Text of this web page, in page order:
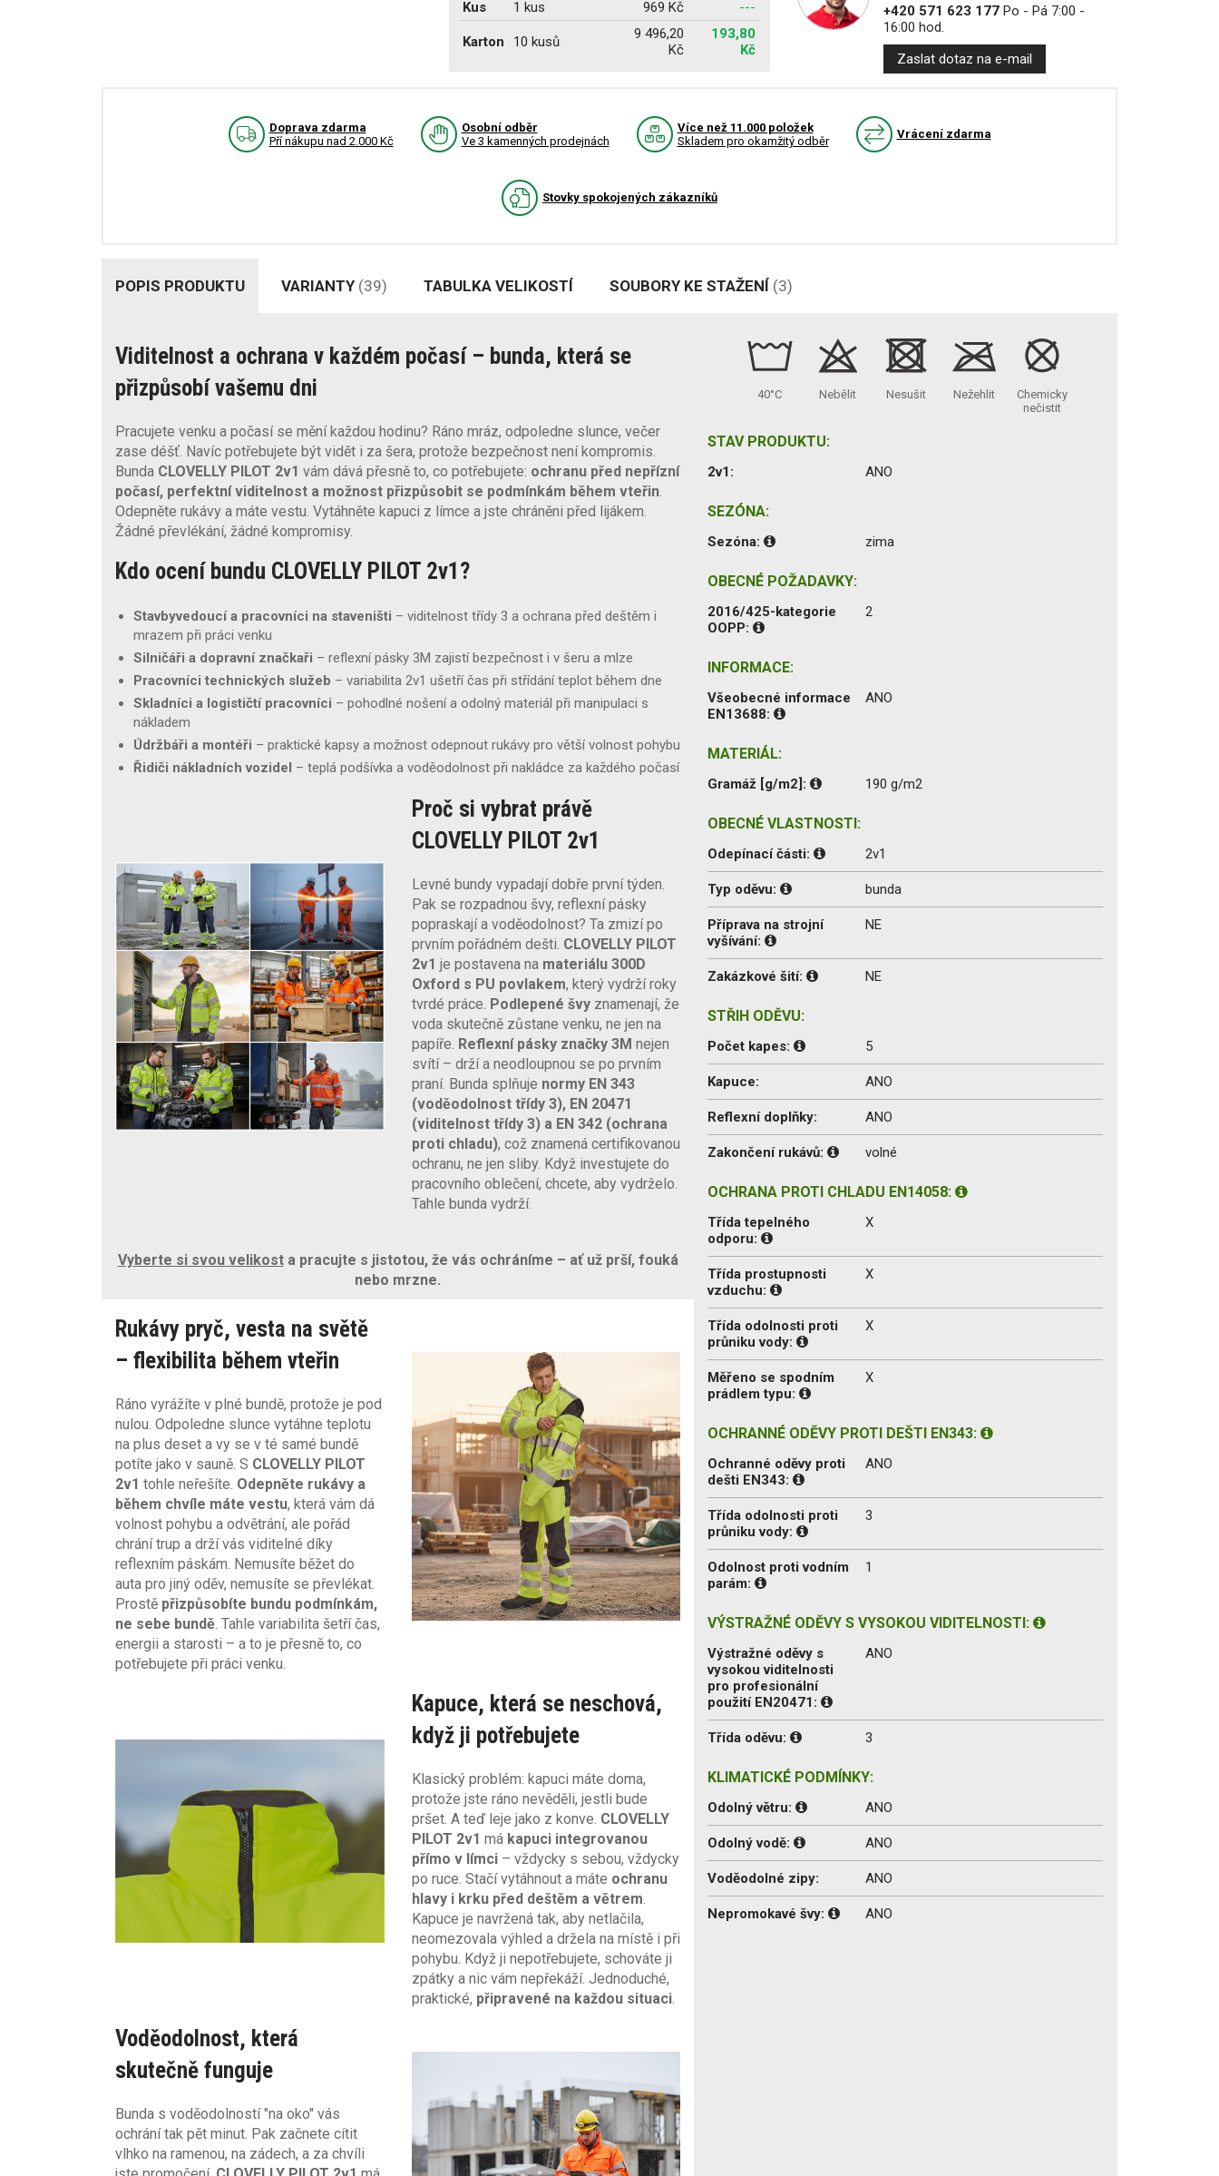
Kus 1 kus 969 Kč ---
Karton 10 kusů
9 496,20
Kč
193,80
Kč
+420 571 623 177Po - Pá 7:00 -
16:00 hod.
Zaslat dotaz na e-mail
Doprava zdarma
Pří nákupu nad 2.000 Kč
Osobní odběr
Ve 3 kamenných prodejnách
Více než 11.000 položek
Skladem pro okamžitý odběr
Vrácení zdarma
Stovky spokojených zákazníků
POPIS PRODUKTU VARIANTY (39) TABULKA VELIKOSTÍ SOUBORY KE STAŽENÍ (3)
Viditelnost a ochrana v každém počasí – bunda, která se
přizpůsobí vašemu dni
Pracujete venku a počasí se mění každou hodinu? Ráno mráz, odpoledne slunce, večer
zase déšť. Navíc potřebujete být vidět i za šera, protože bezpečnost není kompromis.
Bunda CLOVELLY PILOT 2v1 vám dává přesně to, co potřebujete: ochranu před nepřízní
počasí, perfektní viditelnost a možnost přizpůsobit se podmínkám během vteřin
Odepněte rukávy a máte vestu. Vytáhněte kapuci z límce a jste chráněni před lijákem.
Žádné převlékání, žádné kompromisy.
Kdo ocení bundu CLOVELLY PILOT 2v1?
Stavbyvedoucí a pracovníci na staveništi – viditelnost třídy 3 a ochrana před deštěm i
mrazem při práci venku
Silničáři a dopravní značkaři – reflexní pásky 3M zajistí bezpečnost i v šeru a mlze
Pracovníci technických služeb – variabilita 2v1 ušetří čas při střídání teplot během dne
Skladníci a logističtí pracovníci – pohodlné nošení a odolný materiál při manipulaci s
nákladem
Údržbáři a montéři – praktické kapsy a možnost odepnout rukávy pro větší volnost pohybu
Řidiči nákladních vozidel – teplá podšívka a voděodolnost při nakládce za každého počasí
Proč si vybrat právě
CLOVELLY PILOT 2v1
Levné bundy vypadají dobře první týden.
Pak se rozpadnou švy, reflexní pásky
popraskají a voděodolnost? Ta zmizí po
prvním pořádném dešti. CLOVELLY PILOT
2v1 je postavena na materiálu 300D
Oxford s PU povlakem, který vydrží roky
tvrdé práce. Podlepené švyznamenají, že
voda skutečně zůstane venku, ne jen na
papíře. Reflexní pásky značky 3M nejen
svítí – drží a neodloupnou se po prvním
praní. Bunda splňuje normy EN 343
(voděodolnost třídy 3), EN 20471
(viditelnost třídy 3) a EN 342 (ochrana
proti chladu), což znamená certifikovanou
ochranu, ne jen sliby. Když investujete do
pracovního oblečení, chcete, aby vydrželo.
Tahle bunda vydrží.
Vyberte si svou velikosta pracujte s jistotou, že vás ochráníme – ať už prší, fouká
nebo mrzne.
Rukávy pryč, vesta na světě
– flexibilita během vteřin
Ráno vyrážíte v plné bundě, protože je pod
nulou. Odpoledne slunce vytáhne teplotu
na plus deset a vy se v té samé bundě
potíte jako v sauně. S CLOVELLY PILOT
2v1 tohle neřešíte. Odepněte rukávy a
během chvíle máte vestu, která vám dá
volnost pohybu a odvětrání, ale pořád
chrání trup a drží vás viditelné díky
reflexním páskám. Nemusíte běžet do
auta pro jiný oděv, nemusíte se převlékat.
Prostě přizpůsobíte bundu podmínkám,
ne sebe bundě . Tahle variabilita šetří čas,
energii a starosti – a to je přesně to, co
potřebujete při práci venku.
Kapuce, která se neschová,
když ji potřebujete
Klasický problém: kapuci máte doma,
protože jste ráno nevěděli, jestli bude
pršet. A teď leje jako z konve. CLOVELLY
PILOT 2v1 má kapuci integrovanou
přímo v límci– vždycky s sebou, vždycky
po ruce. Stačí vytáhnout a máte ochranu
hlavy i krku před deštěm a větrem
Kapuce je navržená tak, aby netlačila,
neomezovala výhled a držela na místě i při
pohybu. Když ji nepotřebujete, schováte ji
zpátky a nic vám nepřekáží. Jednoduché,
praktické, připravené na každou situaci.
Voděodolnost, která
skutečně funguje
Bunda s voděodolností "na oko" vás
ochrání tak pět minut. Pak začnete cítit
vlhko na ramenou, na zádech, a za chvíli
40°C Nebělit Nesušit Nežehlit
Chemicky
nečistit
STAV PRODUKTU:
2v1: ANO
SEZÓNA:
Sezóna: zima
OBECNÉ POŽADAVKY:
2016/425-kategorie
OOPP:
2
INFORMACE:
Všeobecné informace
EN13688:
ANO
MATERIÁL:
Gramáž [g/m2]: 190 g/m2
OBECNÉ VLASTNOSTI:
Odepínací části: 2v1
Typ oděvu: bunda
Příprava na strojní
vyšívání:
NE
Zakázkové šití: NE
STŘIH ODĚVU:
Počet kapes: 5
Kapuce: ANO
Reflexní doplňky: ANO
Zakončení rukávů: volné
OCHRANA PROTI CHLADU EN14058:
Třída tepelného
odporu:
X
Třída prostupnosti
vzduchu:
X
Třída odolnosti proti
průniku vody:
X
Měřeno se spodním
prádlem typu:
X
OCHRANNÉ ODĚVY PROTI DEŠTI EN343:
Ochranné oděvy proti
dešti EN343:
ANO
Třída odolnosti proti
průniku vody:
3
Odolnost proti vodním
parám:
1
VÝSTRAŽNÉ ODĚVY S VYSOKOU VIDITELNOSTI:
Výstražné oděvy s
vysokou viditelnosti
pro profesionální
použití EN20471:
ANO
Třída oděvu: 3
KLIMATICKÉ PODMÍNKY:
Odolný větru: ANO
Odolný vodě: ANO
Voděodolné zipy: ANO
Nepromokavé švy: ANO